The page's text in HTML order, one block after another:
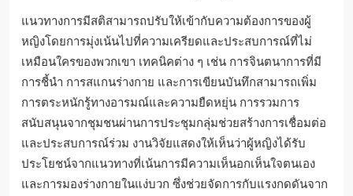
แนวทางการมีสติสามารถปรับให้เข้ากับความต้องการของผู้
หญิงโดยการมุ่งเน้นไปที่ความเครียดและประสบการณ์ที่ไม่
เหมือนใครของพวกเขา เทคนิคต่าง ๆ เช่น การจินตนาการที่มี
การชี้นำ การสแกนร่างกาย และการเขียนบันทึกสามารถเพิ่ม
การตระหนักรู้ทางอารมณ์และความยืดหยุ่น การรวมการ
สนับสนุนจากชุมชนผ่านการประชุมกลุ่มช่วยสร้างการเชื่อมต่อ
และประสบการณ์ร่วม งานวิจัยแสดงให้เห็นว่าผู้หญิงได้รับ
ประโยชน์จากแนวทางที่เน้นการมีความเห็นอกเห็นใจตนเอง
และการมองร่างกายในแง่บวก ซึ่งช่วยจัดการกับแรงกดดันจาก